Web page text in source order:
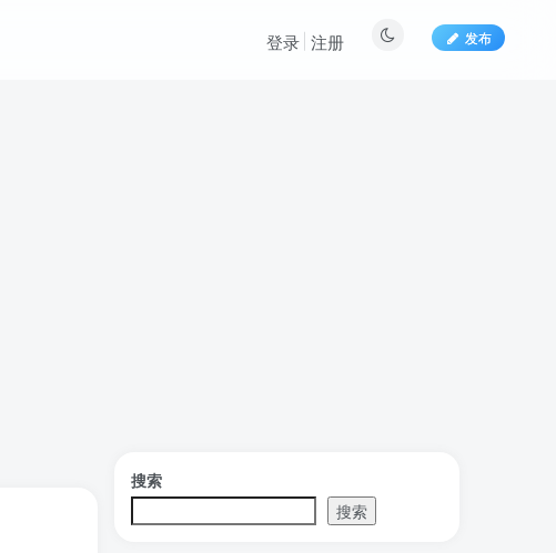
发布
登录 注册
魔法(1) 高熵合金(3) 雷军(3) 陶瓷
搜索
搜索